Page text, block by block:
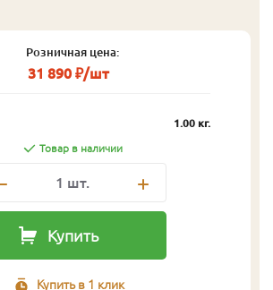
Розничная цена:
31 890 ₽/шт
1.00 кг.
Товар в наличии
1 шт.
Купить
Купить в 1 клик